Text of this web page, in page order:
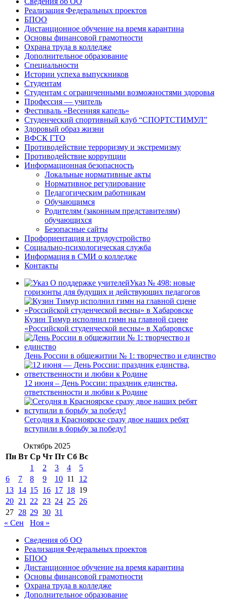
Реализация Федеральных проектов
БПОО
Дистанционное обучение на время карантина
Основы финансовой грамотности
Охрана труда в колледже
Дополнительное образование
Специальности
Истории успеха выпускников
Студентам
Студентам с ограниченными возможностями здоровья
Профессия — учитель
Фестиваль «Весенняя капель»
Студенческий спортивный клуб “СПОРТСТИМУЛ”
Здоровый образ жизни
ВФСК ГТО
Противодействие терроризму и экстремизму
Противодействие коррупции
Информационная безопасность
Локальные нормативные акты
Нормативное регулирование
Педагогическим работникам
Обучающимся
Родителям (законным представителям)
обучающихся
Безопасные сайты
Профориентация и трудоустройство
Социально-психологическая служба
Информация в СМИ о колледже
Контакты
Указ № 498: новые
горизонты для будущих и действующих педагогов
Кузин Тимур исполнил гимн на главной сцене
«Российской студенческой весны» в Хабаровске
День России в общежитии № 1: творчество и единство
12 июня – День России: праздник единства,
ответственности и любви к Родине
Сегодня в Красноярске сразу двое наших ребят
вступили в борьбу за победу!
Октябрь 2025
Пн Вт Ср Чт Пт Сб Вс
1
2 3 4
5
6
7 8 9 10 11
12
13 14 15 16 17 18 19
20 21 22 23 24 25 26
27 28 29 30 31
« Сен
Ноя »
Сведения об ОО
Реализация Федеральных проектов
БПОО
Дистанционное обучение на время карантина
Основы финансовой грамотности
Охрана труда в колледже
Дополнительное образование